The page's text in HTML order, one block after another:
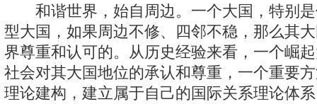
和谐世界，始自周边。一个大国，特别是
型大国，如果周边不修、四邻不稳，那么其
界尊重和认可的。从历史经验来看，一个崛
社会对其大国地位的承认和尊重，一个重要
理论建构，建立属于自己的国际关系理论体